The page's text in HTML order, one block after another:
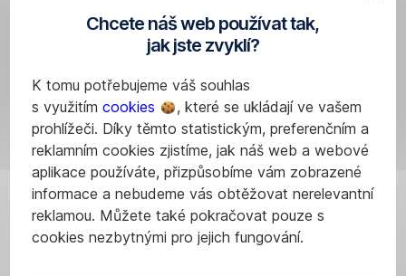
Chcete náš web používat tak,
jak jste zvyklí?
K tomu potřebujeme váš souhlas
s využitím cookies
, které se ukládají ve vašem
prohlížeči. Díky těmto statistickým, preferenčním a
reklamním cookies zjistíme, jak náš web a webové
aplikace používáte, přizpůsobíme vám zobrazené
informace a nebudeme vás obtěžovat nerelevantní
reklamou. Můžete také pokračovat pouze s
cookies nezbytnými pro jejich fungování.